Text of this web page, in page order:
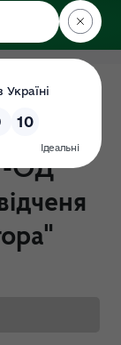
-ОД "